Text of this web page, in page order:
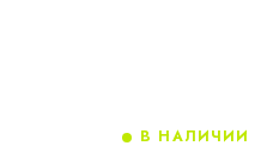
В НАЛИЧИИ